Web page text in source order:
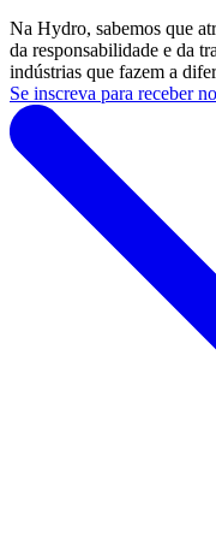
Na Hydro, sabemos que
da responsabilidade e da
indústrias que fazem a
Se inscreva para receber